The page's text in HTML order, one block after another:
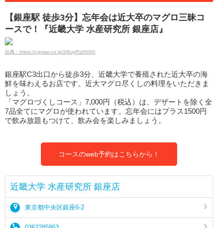
【銀座駅 徒歩3分】忘年会は近大卒のマグロ三昧コ
ースで！『近畿大学 水産研究所 銀座店』
出典：https://r.gnavi.co.jp/2j8uyf5z0000/
銀座駅C3出口から徒歩3分、近畿大学で養殖された近大卒の海
鮮を味わえるお店です。近大マグロ尽くしの料理をいただきま
しょう。
「マグロづくしコース」7,000円（税込）は、デザートを除く全
7品全てにマグロが使われています。忘年会にはプラス1500円
で飲み放題もつけて、飲み会を楽しみましょう。
コースのweb予約はこちらから！
近畿大学 水産研究所 銀座店
東京都中央区銀座6-2